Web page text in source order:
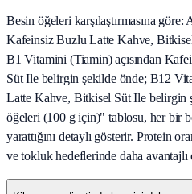
Besin öğeleri karşılaştırmasına
Kafeinsiz Buzlu Latte Kahve,
B1 Vitamini (Tiamin) açısından
Süt Ile belirgin şekilde önde; B12
Latte Kahve, Bitkisel Süt Ile belirgin
öğeleri (100 g için)" tablosu, her bir
yarattığını detaylı gösterir. Protein
ve tokluk hedeflerinde daha avantajlı